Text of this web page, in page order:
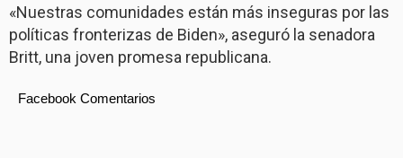
«Nuestras comunidades están más inseguras por las
políticas fronterizas de Biden», aseguró la senadora
Britt, una joven promesa republicana.
Facebook Comentarios